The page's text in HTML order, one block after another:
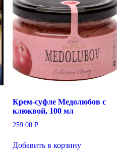
Крем-суфле Медолюбов с
клюквой, 100 мл
259.00 ₽
Добавить в корзину